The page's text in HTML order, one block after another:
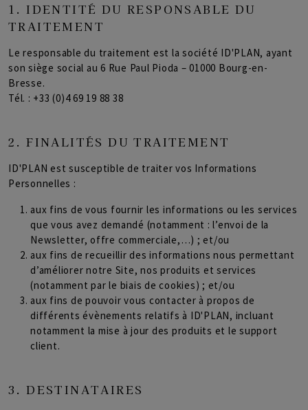
1. IDENTITÉ DU RESPONSABLE DU
TRAITEMENT
Le responsable du traitement est la société ID'PLAN, ayant
son siège social au 6 Rue Paul Pioda – 01000 Bourg-en-
Bresse.
Tél. : +33 (0)4 69 19 88 38
2. FINALITÉS DU TRAITEMENT
ID'PLAN est susceptible de traiter vos Informations
Personnelles :
aux fins de vous fournir les informations ou les services
que vous avez demandé (notamment : l’envoi de la
Newsletter, offre commerciale,…) ; et/ou
aux fins de recueillir des informations nous permettant
d’améliorer notre Site, nos produits et services
(notamment par le biais de cookies) ; et/ou
aux fins de pouvoir vous contacter à propos de
différents évènements relatifs à ID'PLAN, incluant
notamment la mise à jour des produits et le support
client.
3. DESTINATAIRES